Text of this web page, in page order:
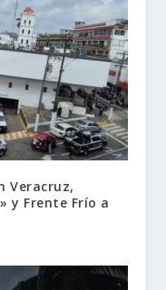
Veracruz,
y Frente Frío a